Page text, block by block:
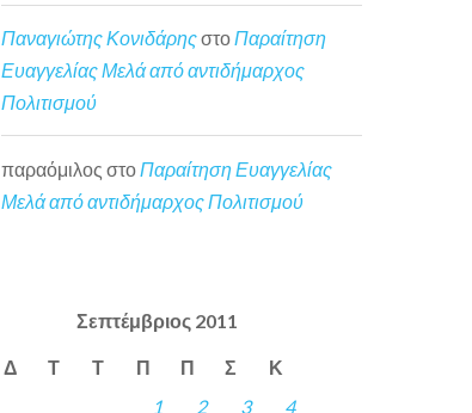
Παναγιώτης ΚονιδάρηςστοΠαραίτηση
Ευαγγελίας Μελά από αντιδήμαρχος
Πολιτισμού
παραόμιλος στο Παραίτηση Ευαγγελίας
Μελά από αντιδήμαρχος Πολιτισμού
Σεπτέμβριος 2011
Δ Τ Τ Π Π Σ Κ
1 2 3
4